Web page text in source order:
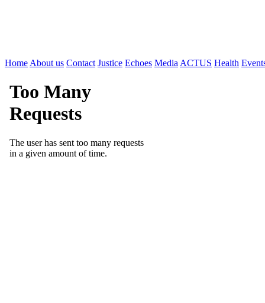
Home About us Contact Justice Echoes Media ACTUS Health